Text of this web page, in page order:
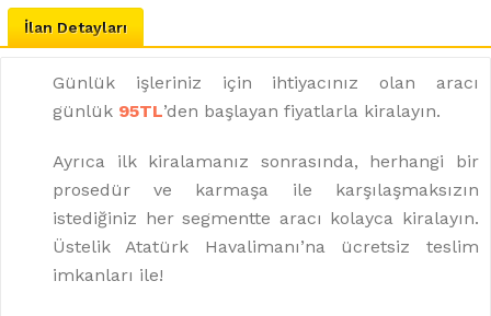
İlan Detayları
Günlük işleriniz için ihtiyacınız olan aracı
günlük 95TL’den başlayan fiyatlarla kiralayın.
Ayrıca ilk kiralamanız sonrasında, herhangi bir
prosedür ve karmaşa ile karşılaşmaksızın
istediğiniz her segmentte aracı kolayca kiralayın.
Üstelik Atatürk Havalimanı’na ücretsiz teslim
imkanları ile!